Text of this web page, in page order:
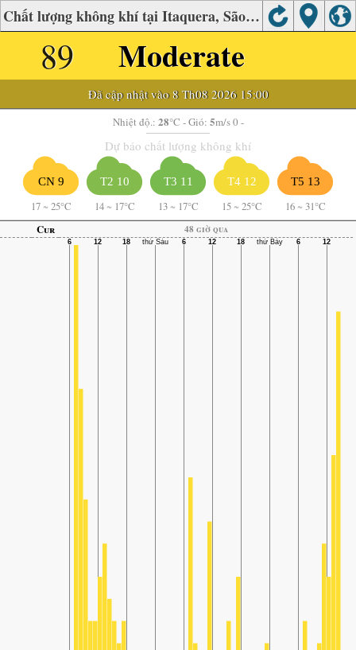
Chất lượng không khí tại Itaquera, São Paulo
89 Moderate
Đã cập nhật vào 8 Th08 2026 15:00
Nhiệt độ.: 28°C - Gió: 5m/s 0 -
Dự báo chất lượng không khí
CN 9
17 ~ 25°C
T2 10
14 ~ 17°C
T3 11
13 ~ 17°C
T4 12
15 ~ 25°C
T5 13
16 ~ 31°C
Cur
48 giờ qua